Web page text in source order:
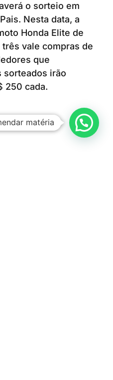
o sorteio em
Nesta data, a
Honda Elite de
vale compras de
que
sorteados irão
250 cada.
matéria